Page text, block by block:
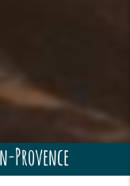
Provence